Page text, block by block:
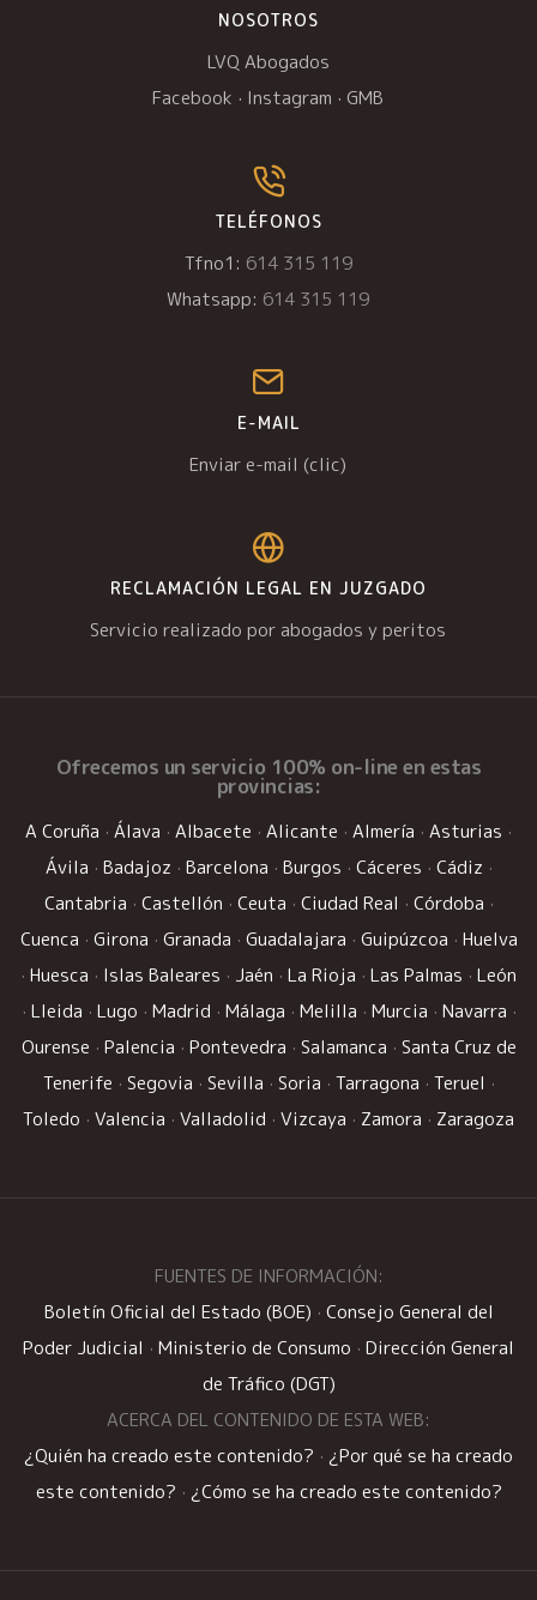
NOSOTROS
LVQ Abogados
Facebook · Instagram · GMB
TELÉFONOS
Tfno1: 614 315 119
Whatsapp: 614 315 119
E-MAIL
Enviar e-mail (clic)
RECLAMACIÓN LEGAL EN JUZGADO
Servicio realizado por abogados y peritos
Ofrecemos un servicio 100% on-line en estas
provincias:
A Coruña · Álava · Albacete · Alicante · Almería · Asturias ·
Ávila · Badajoz · Barcelona · Burgos · Cáceres · Cádiz ·
Cantabria · Castellón · Ceuta · Ciudad Real · Córdoba ·
Cuenca · Girona · Granada · Guadalajara · Guipúzcoa · Huelva
· Huesca · Islas Baleares · Jaén · La Rioja · Las Palmas · León
· Lleida · Lugo · Madrid · Málaga · Melilla · Murcia · Navarra ·
Ourense · Palencia · Pontevedra · Salamanca · Santa Cruz de
Tenerife · Segovia · Sevilla · Soria · Tarragona · Teruel ·
Toledo · Valencia · Valladolid · Vizcaya · Zamora · Zaragoza
FUENTES DE INFORMACIÓN:
Boletín Oficial del Estado (BOE) · Consejo General del
Poder Judicial · Ministerio de Consumo · Dirección General
de Tráfico (DGT)
ACERCA DEL CONTENIDO DE ESTA WEB:
¿Quién ha creado este contenido? · ¿Por qué se ha creado
este contenido? · ¿Cómo se ha creado este contenido?